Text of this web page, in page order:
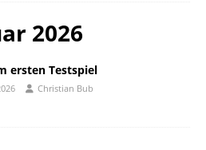
2026
ersten Testspiel
Christian Bub